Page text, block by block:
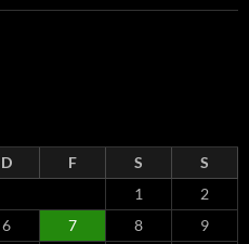
D F S
S
1
2
6 7 8
9